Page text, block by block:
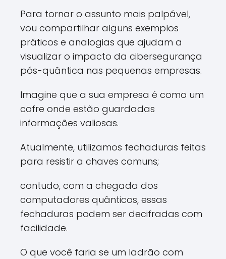
Para tornar o assunto mais palpável,
vou compartilhar alguns exemplos
práticos e analogias que ajudam a
visualizar o impacto da cibersegurança
pós-quântica nas pequenas empresas.
Imagine que a sua empresa é como um
cofre onde estão guardadas
informações valiosas.
Atualmente, utilizamos fechaduras feitas
para resistir a chaves comuns;
contudo, com a chegada dos
computadores quânticos, essas
fechaduras podem ser decifradas com
facilidade.
O que você faria se um ladrão com